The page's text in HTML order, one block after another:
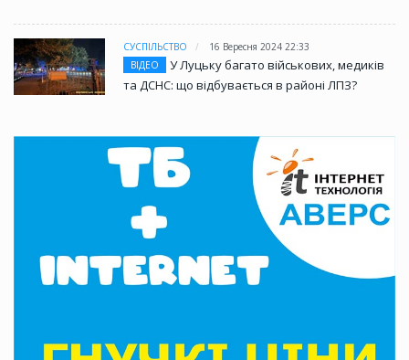
СУСПІЛЬСТВО
16 Вересня 2024 22:33
ВІДЕО
У Луцьку багато військових, медиків
та ДСНС: що відбувається в районі ЛПЗ?